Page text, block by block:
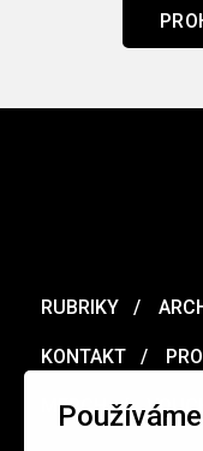
RUBRIKY
KONTAKT
MERCH